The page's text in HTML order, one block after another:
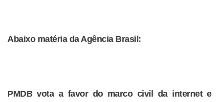
Abaixo matéria da Agência Brasil:
PMDB vota a favor do marco civil da internet e